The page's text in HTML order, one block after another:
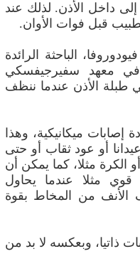
داخل الأذن. لذلك عند
قبل فوات الأوان.
الباحثة الرائدة
معهد سفيرجيفسكي
الأذن عندما ننظف
ميكانيكية، وهذا
أو عود ثقاب أو حتى
الكرة مثلا، كما يمكن أن
مثلا عندما يحاول
الأنف من المخاط بقوة
ذاتيا، وبعكسه لا بد من